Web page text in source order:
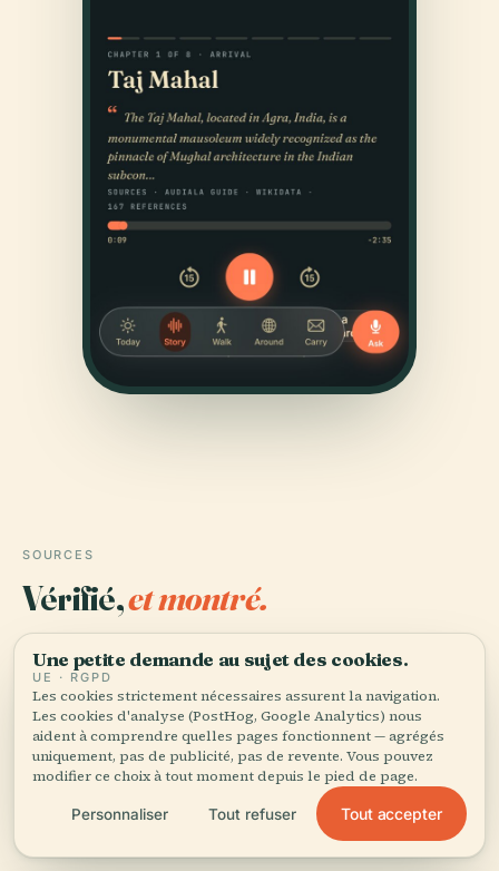
SOURCES
Vérifié,et montré.
Recherché et rédigé par l'équipe éditoriale d'Audiala à
partir d'archives historiques, d'archives architecturales
et de connaissances locales.
Dernière révision : August 2025
AUC Centennial Stories, 2019, American University in
Une petite demande au sujet des cookies.
UE · RGPD
Les cookies strictement nécessaires assurent la navigation.
Les cookies d'analyse (PostHog, Google Analytics) nous
aident à comprendre quelles pages fonctionnent — agrégés
uniquement, pas de publicité, pas de revente. Vous pouvez
modifier ce choix à tout moment depuis le pied de page.
Personnaliser Tout refuser Tout accepter